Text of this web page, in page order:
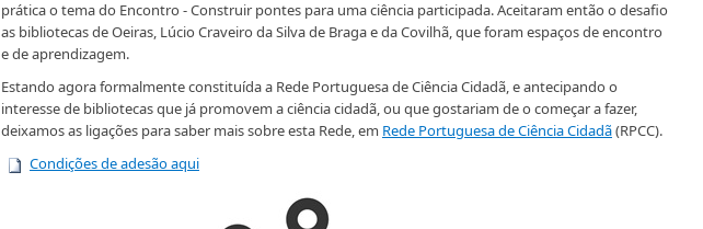
prática o tema do Encontro - Construir pontes para uma ciência participada. Aceitaram então o desafio
as bibliotecas de Oeiras, Lúcio Craveiro da Silva de Braga e da Covilhã, que foram espaços de encontro
e de aprendizagem.
Estando agora formalmente constituída a Rede Portuguesa de Ciência Cidadã, e antecipando o
interesse de bibliotecas que já promovem a ciência cidadã, ou que gostariam de o começar a fazer,
deixamos as ligações para saber mais sobre esta Rede, em Rede Portuguesa de Ciência Cidadã(RPCC).
Condições de adesão aqui